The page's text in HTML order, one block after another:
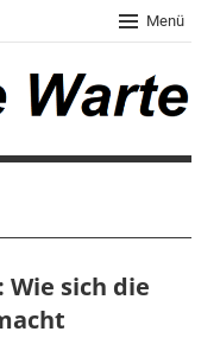
Menü
sich die